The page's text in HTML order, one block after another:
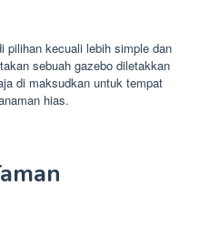
pilihan kecuali lebih simple dan
sebuah gazebo diletakkan
di maksudkan untuk tempat
hias.